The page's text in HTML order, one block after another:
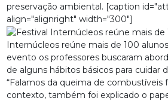
preservação ambiental. [caption
align="alignright" width="300"]
Internúcleos reúne mais de 100
evento os professores buscaram
de alguns hábitos básicos para cuidar
“Falamos da queima de combustíveis
contexto, também foi explicado o